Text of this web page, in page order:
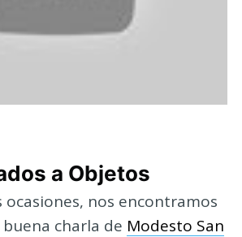
a Objetos
ocasiones, nos encontramos
charla de Modesto San